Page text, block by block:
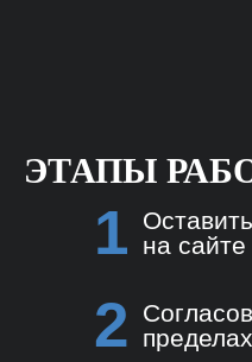
ЭТАПЫ
1
2
на сайте